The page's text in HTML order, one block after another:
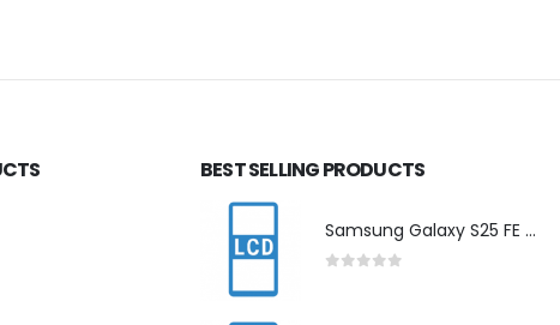
BEST SELLING PRODUCTS
Samsung Galaxy S25 FE scherm herstelling